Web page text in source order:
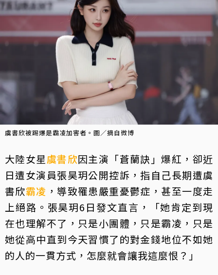
虞書欣被踢爆是霸凌加害者。圖／摘自微博
大陸女星虞書欣因主演「蒼蘭訣」爆紅，卻近
日遭女演員張昊玥公開控訴，指自己長期遭虞
書欣霸凌 ，導致罹患嚴重憂鬱症，甚至一度走
上絕路。張昊玥6日發文直言，「她肯定到現
在也理解不了，只是小團體，只是霸凌，只是
她從高中直到今天習慣了的對金錢地位不如她
的人的一貫方式，怎麼就會讓我這麼恨？」